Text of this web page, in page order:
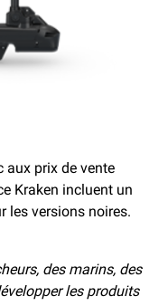
aux prix de vente
Kraken incluent un
les versions noires.
des marins, des
les produits